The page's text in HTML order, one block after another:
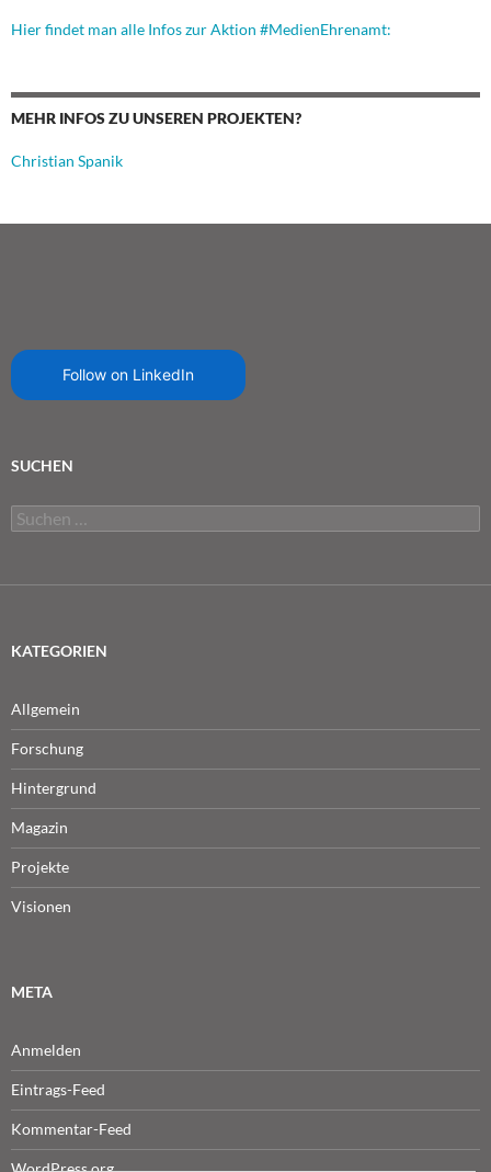
Hier findet man alle Infos zur Aktion #MedienEhrenamt:
MEHR INFOS ZU UNSEREN PROJEKTEN?
Christian Spanik
Follow on LinkedIn
SUCHEN
Suchen
nach:
KATEGORIEN
Allgemein
Forschung
Hintergrund
Magazin
Projekte
Visionen
META
Anmelden
Eintrags-Feed
Kommentar-Feed
WordPress.org